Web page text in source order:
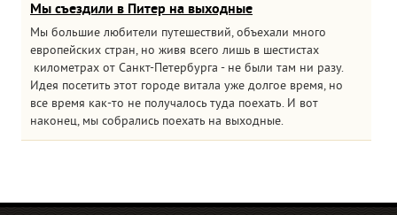
Мы съездили в Питер на выходные
Мы большие любители путешествий, объехали много
европейских стран, но живя всего лишь в шестистах
километрах от Санкт-Петербурга - не были там ни разу.
Идея посетить этот городе витала уже долгое время, но
все время как-то не получалось туда поехать. И вот
наконец, мы собрались поехать на выходные.